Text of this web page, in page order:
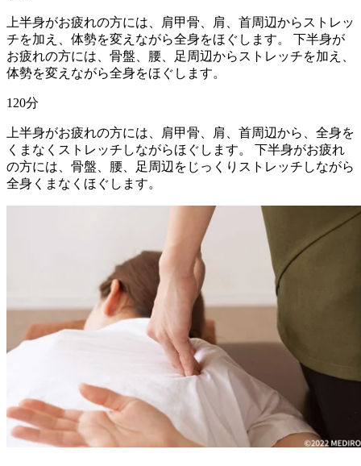
上半身がお疲れの方には、肩甲骨、肩、首周辺からストレッ
チを加え、体勢を変えながら全身をほぐします。 下半身が
お疲れの方には、骨盤、腰、足周辺からストレッチを加え、
体勢を変えながら全身をほぐします。
120分
上半身がお疲れの方には、肩甲骨、肩、首周辺から、全身を
くまなくストレッチしながらほぐします。 下半身がお疲れ
の方には、骨盤、腰、足周辺をじっくりストレッチしながら
全身くまなくほぐします。